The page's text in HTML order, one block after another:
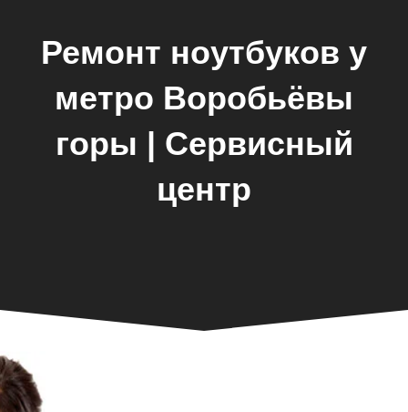
Ремонт ноутбуков у
метро Воробьёвы
горы | Сервисный
центр